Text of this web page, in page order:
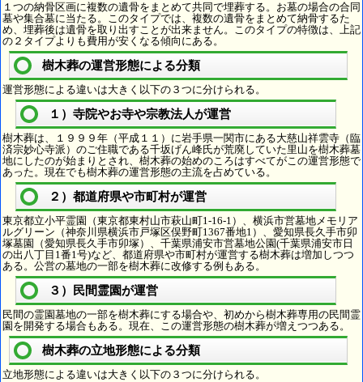
１つの納骨区画に複数の遺骨をまとめて共同で埋葬する。お墓の場合の合同
墓や集合墓に当たる。このタイプでは、複数の遺骨をまとめて納骨するた
め、埋葬後は遺骨を取り出すことが出来ません。このタイプの特徴は、上記
の２タイプよりも費用が安くなる傾向にある。
樹木葬の運営形態による分類
運営形態による違いは大きく以下の３つに分けられる。
１）寺院やお寺や宗教法人が運営
樹木葬は、１９９９年（平成１１）に岩手県一関市にある大慈山祥雲寺（臨
済宗妙心寺派）のご住職である千坂げん峰氏が荒廃していた里山を樹木葬墓
地にしたのが始まりとされ、樹木葬の始めのころはすべてがこの運営形態で
あった。現在でも樹木葬の運営形態の主流を占めている。
２）都道府県や市町村が運営
東京都立小平霊園（東京都東村山市萩山町1-16-1）、横浜市営墓地メモリア
ルグリーン（神奈川県横浜市戸塚区俣野町1367番地1）、愛知県長久手市卯
塚墓園（愛知県長久手市卯塚）、千葉県浦安市営墓地公園(千葉県浦安市日
の出八丁目1番1号)など、都道府県や市町村が運営する樹木葬は増加しつつ
ある。公営の墓地の一部を樹木葬に改修する例もある。
３）民間霊園が運営
民間の霊園墓地の一部を樹木葬にする場合や、初めから樹木葬専用の民間霊
園を開発する場合もある。現在、この運営形態の樹木葬が増えつつある。
樹木葬の立地形態による分類
立地形態による違いは大きく以下の３つに分けられる。